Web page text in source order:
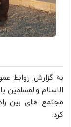
به گزارش روابط
الاسلام والمسلمین
مجتمع های بین
کرد.